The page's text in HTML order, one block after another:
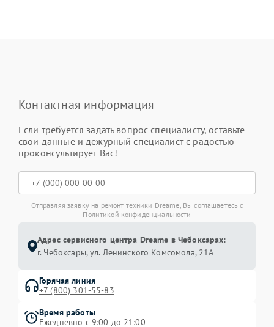
Контактная информация
Если требуется задать вопрос специалисту, оставьте
свои данные и дежурный специалист с радостью
проконсультирует Вас!
Отправляя заявку на ремонт техники Dreame, Вы соглашаетесь с
Политикой конфиденциальности
Адрес сервисного центра Dreame в Чебоксарах:
г. Чебоксары, ул. Ленинского Комсомола, 21А
Горячая линия
+7 (800) 301-55-83
Время работы
Ежедневно с 9:00 до 21:00